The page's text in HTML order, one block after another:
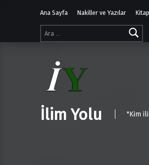
Arama:
Ana Sayfa Nakiller ve Yazılar
İlim Yolu "Kim